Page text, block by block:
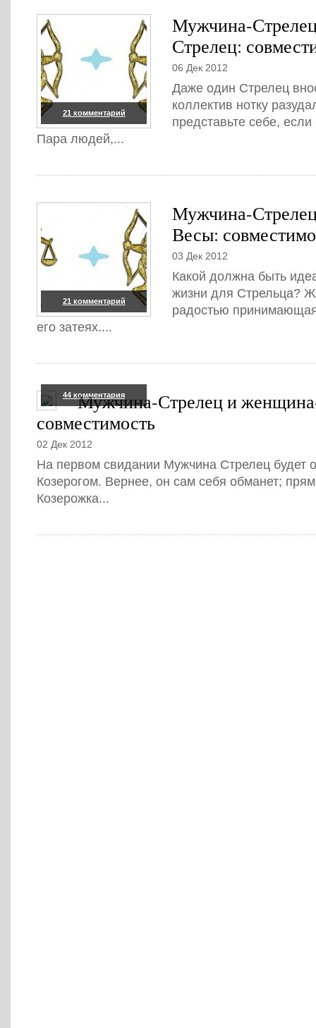
21 комментарий
Мужчина-
Стрелец:
06 Дек 2012
Даже один Стрелец
коллектив нотку
представьте себе,
Пара людей,...
21 комментарий
Мужчина-
Весы:
03 Дек 2012
Какой должна быть
жизни для Стрельца?
радостью
его затеях....
44 комментария
Мужчина-Стрелец и
совместимость
02 Дек 2012
На первом свидании Мужчина Стрелец будет
Козерогом. Вернее, он сам себя обманет;
Козерожка...